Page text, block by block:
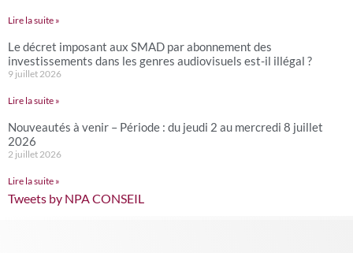
Lire la suite »
Le décret imposant aux SMAD par abonnement des
investissements dans les genres audiovisuels est-il illégal ?
9 juillet 2026
Lire la suite »
Nouveautés à venir – Période : du jeudi 2 au mercredi 8 juillet
2026
2 juillet 2026
Lire la suite »
Tweets by NPA CONSEIL